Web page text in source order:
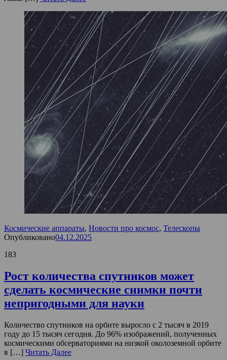
Космические аппараты, Новости про космос, Телескопы
Опубликовано04.12.2025
183
Рост количества спутников может
сделать космические снимки почти
непригодными для науки
Количество спутников на орбите выросло с 2 тысяч в 2019
году до 15 тысяч сегодня. До 96% изображений, полученных
космическими обсерваториями на низкой околоземной орбите
в […] Читать Далее